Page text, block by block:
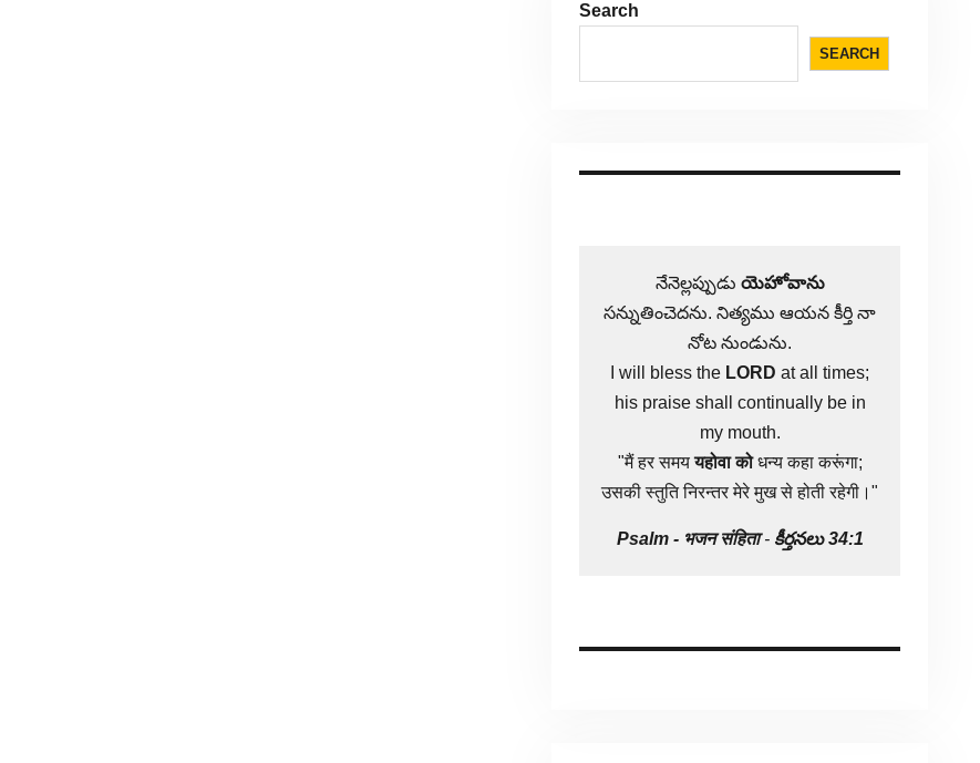
Search
SEARCH
నేనెల్లప్పుడు యెహోవాను
సన్నుతించెదను. నిత్యము ఆయన కీర్తి నా
నోట నుండును.
I will bless the LORD at all times;
his praise shall continually be in
my mouth.
"मैं हर समययहोवा कोधन्य कहा करूंगा;
उसकी स्तुति निरन्तर मेरे मुख से होती रहेगी।"
Psalm - भजन संहिता- కీర్తనలు 34:1